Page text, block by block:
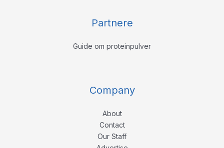
Partnere
Guide om proteinpulver
Company
About
Contact
Our Staff